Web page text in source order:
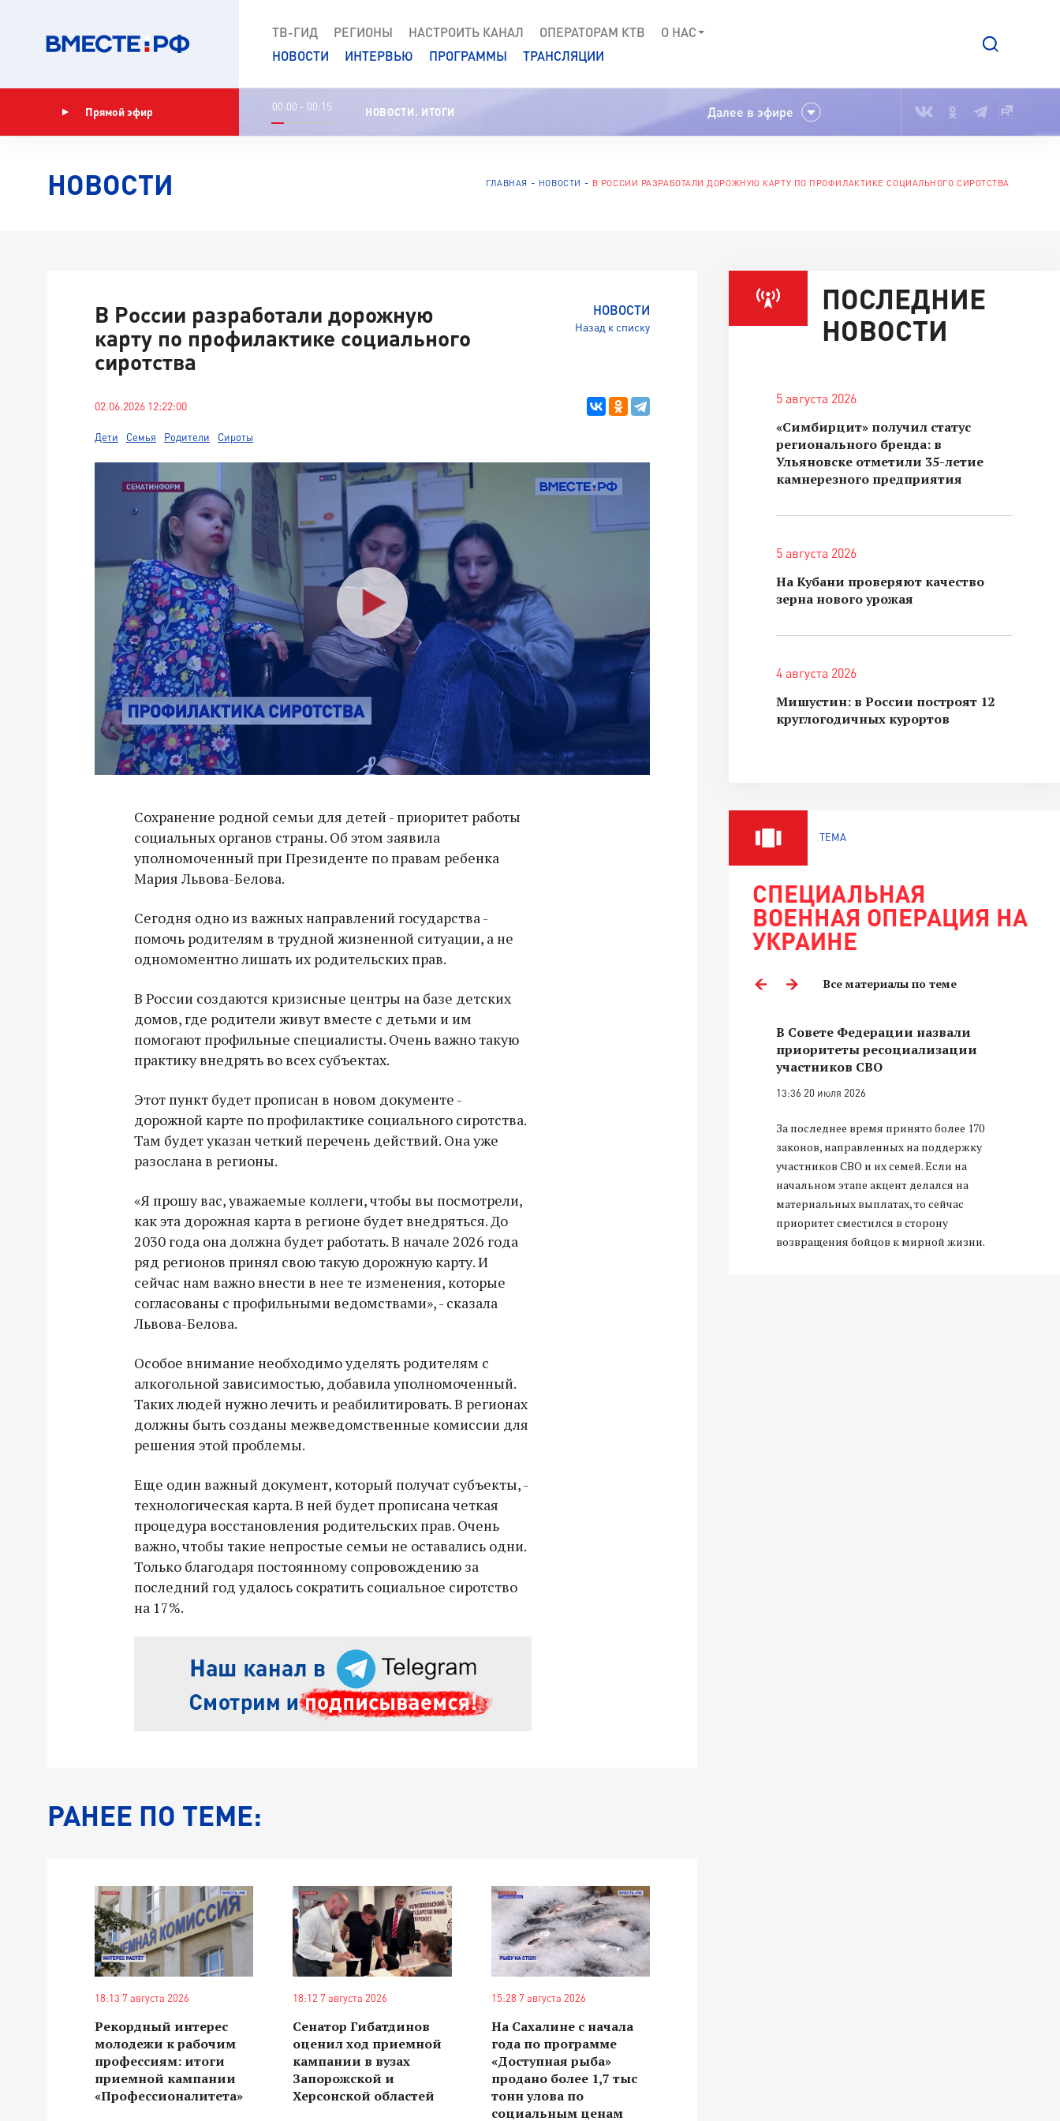
ТВ-ГИД РЕГИОНЫ НАСТРОИТЬ КАНАЛ ОПЕРАТОРАМ КТВ
О НАС
НОВОСТИ
ИНТЕРВЬЮ ПРОГРАММЫ ТРАНСЛЯЦИИ
Прямой эфир 00:00 - 00:15 НОВОСТИ. ИТОГИ Далее в эфире
НОВОСТИ ГЛАВНАЯ НОВОСТИ В РОССИИ РАЗРАБОТАЛИ ДОРОЖНУЮ КАРТУ ПО ПРОФИЛАКТИКЕ СОЦИАЛЬНОГО СИРОТСТВА
НОВОСТИ
Назад к списку
В России разработали дорожную
карту по профилактике социального
сиротства
02.06.2026 12:22:00
Дети Семья Родители Сироты
Сохранение родной семьи для детей - приоритет работы
социальных органов страны. Об этом заявила
уполномоченный при Президенте по правам ребенка
Мария Львова-Белова.
Сегодня одно из важных направлений государства -
помочь родителям в трудной жизненной ситуации, а не
одномоментно лишать их родительских прав.
В России создаются кризисные центры на базе детских
домов, где родители живут вместе с детьми и им
помогают профильные специалисты. Очень важно такую
практику внедрять во всех субъектах.
Этот пункт будет прописан в новом документе -
дорожной карте по профилактике социального сиротства.
Там будет указан четкий перечень действий. Она уже
разослана в регионы.
«Я прошу вас, уважаемые коллеги, чтобы вы посмотрели,
как эта дорожная карта в регионе будет внедряться. До
2030 года она должна будет работать. В начале 2026 года
ряд регионов принял свою такую дорожную карту. И
сейчас нам важно внести в нее те изменения, которые
согласованы с профильными ведомствами», - сказала
Львова-Белова.
Особое внимание необходимо уделять родителям с
алкогольной зависимостью, добавила уполномоченный.
Таких людей нужно лечить и реабилитировать. В регионах
должны быть созданы межведомственные комиссии для
решения этой проблемы.
Еще один важный документ, который получат субъекты, -
технологическая карта. В ней будет прописана четкая
процедура восстановления родительских прав. Очень
важно, чтобы такие непростые семьи не оставались одни.
Только благодаря постоянному сопровождению за
последний год удалось сократить социальное сиротство
на 17%.
РАНЕЕ ПО ТЕМЕ:
18:13 7 августа 2026
Рекордный интерес
молодежи к рабочим
профессиям: итоги
приемной кампании
«Профессионалитета»
18:12 7 августа 2026
Сенатор Гибатдинов
оценил ход приемной
кампании в вузах
Запорожской и
Херсонской областей
15:28 7 августа 2026
На Сахалине с начала
года по программе
«Доступная рыба»
продано более 1,7 тыс
тонн улова по
социальным ценам
ПОСЛЕДНИЕ
НОВОСТИ
5 августа 2026
«Симбирцит» получил статус
регионального бренда: в
Ульяновске отметили 35-летие
камнерезного предприятия
5 августа 2026
На Кубани проверяют качество
зерна нового урожая
4 августа 2026
Мишустин: в России построят 12
круглогодичных курортов
ТЕМА
СПЕЦИАЛЬНАЯ
ВОЕННАЯ ОПЕРАЦИЯ НА
УКРАИНЕ
Все материалы по теме
СВО дроны и технику связи
для бойцов СВО с самого начала
спецоперации.
В Совете Федерации назвали
приоритеты ресоциализации
участников СВО
13:36 20 июля 2026
За последнее время принято более 170
законов, направленных на поддержку
участников СВО и их семей. Если на
начальном этапе акцент делался на
материальных выплатах, то сейчас
приоритет сместился в сторону
возвращения бойцов к мирной жизни.